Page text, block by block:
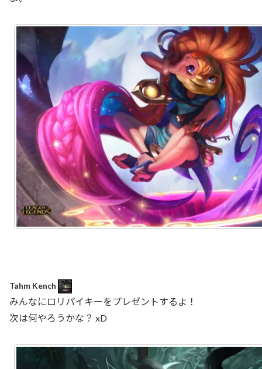
Tahm Kench
みんなにロリパイキーをプレゼントするよ！
次は何やろうかな？ xD